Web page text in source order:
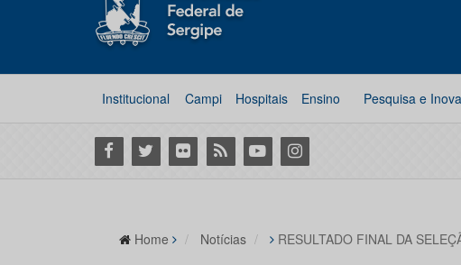
Institucional Campi Hospitais Ensino Pesquisa e
Facebook
Twitter Flickr RSS YoutubeInstagram
Home Notícias RESULTADO FINAL DA